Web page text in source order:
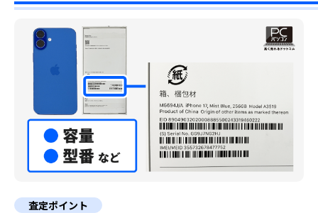
査定ポイント